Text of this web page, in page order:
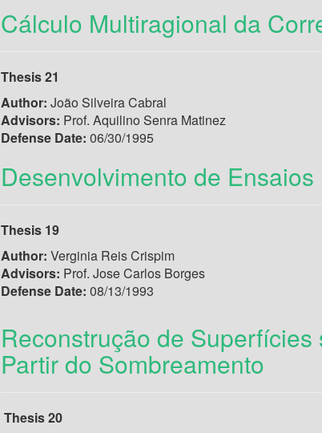
Cálculo Multiragional da
Thesis 21
Author: João Silveira Cabral
Advisors: Prof. Aquilino Senra Matinez
Defense Date: 06/30/1995
Desenvolvimento de
Thesis 19
Author: Verginia Reis Crispim
Advisors: Prof. Jose Carlos Borges
Defense Date: 08/13/1993
Reconstrução de
Partir do Sombreamento
Thesis 20